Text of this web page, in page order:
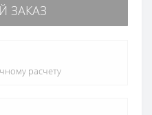
ЗАКАЗ
расчету